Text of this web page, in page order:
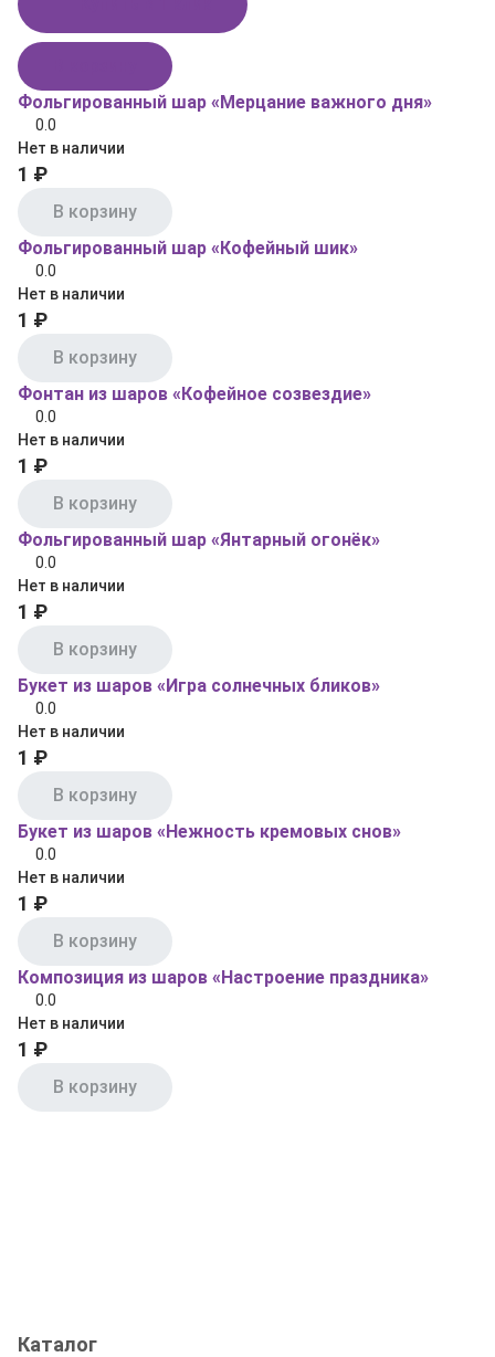
Фольгированный шар «Мерцание важного дня»
0.0
Нет в наличии
1 ₽
В корзину
Фольгированный шар «Кофейный шик»
0.0
Нет в наличии
1 ₽
В корзину
Фонтан из шаров «Кофейное созвездие»
0.0
Нет в наличии
1 ₽
В корзину
Фольгированный шар «Янтарный огонёк»
0.0
Нет в наличии
1 ₽
В корзину
Букет из шаров «Игра солнечных бликов»
0.0
Нет в наличии
1 ₽
В корзину
Букет из шаров «Нежность кремовых снов»
0.0
Нет в наличии
1 ₽
В корзину
Композиция из шаров «Настроение праздника»
0.0
Нет в наличии
1 ₽
В корзину
Каталог